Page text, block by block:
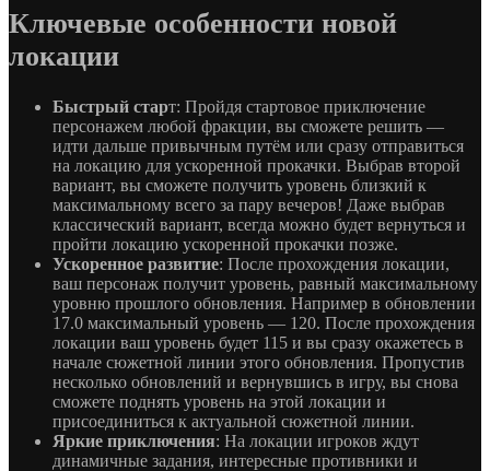
Ключевые особенности новой
локации
Быстрый старт: Пройдя стартовое приключение
персонажем любой фракции, вы сможете решить —
идти дальше привычным путём или сразу отправиться
на локацию для ускоренной прокачки. Выбрав второй
вариант, вы сможете получить уровень близкий к
максимальному всего за пару вечеров! Даже выбрав
классический вариант, всегда можно будет вернуться и
пройти локацию ускоренной прокачки позже.
Ускоренное развитие: После прохождения локации,
ваш персонаж получит уровень, равный максимальному
уровню прошлого обновления. Например в обновлении
17.0 максимальный уровень — 120. После прохождения
локации ваш уровень будет 115 и вы сразу окажетесь в
начале сюжетной линии этого обновления. Пропустив
несколько обновлений и вернувшись в игру, вы снова
сможете поднять уровень на этой локации и
присоединиться к актуальной сюжетной линии.
Яркие приключения: На локации игроков ждут
динамичные задания, интересные противники и